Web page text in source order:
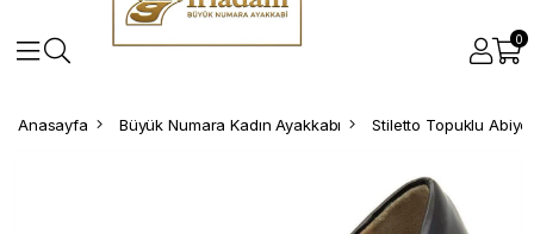
0
Anasayfa Büyük Numara Kadın Ayakkabı Stiletto Topuklu Abiye